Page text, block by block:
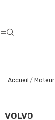
Accueil Moteur
VOLVO